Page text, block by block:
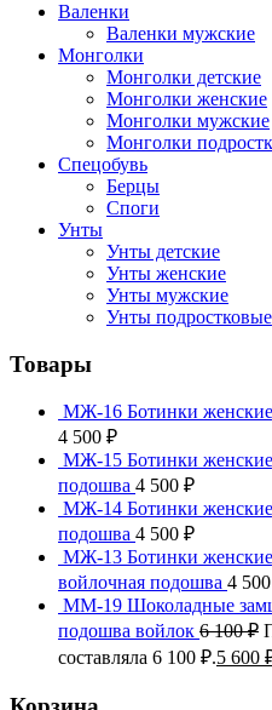
Валенки
Валенки мужские
Монголки
Монголки детские
Монголки женские
Монголки мужские
Монголки
Спецобувь
Берцы
Споги
Унты
Унты детские
Унты женские
Унты мужские
Унты подростковые
Товары
МЖ-16 Ботинки
4 500 ₽
МЖ-15 Ботинки
подошва 4 500 ₽
МЖ-14 Ботинки
подошва 4 500 ₽
МЖ-13 Ботинки
войлочная подошва 4 500
ММ-19 Шоколадные
подошва войлок 6 100₽
составляла 6 100 ₽.5 600